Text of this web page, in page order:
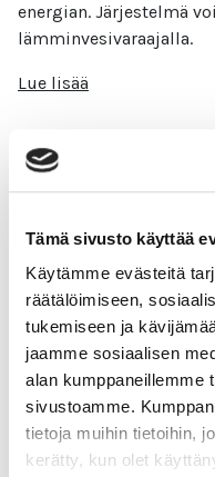
Tämä sivusto käyttää
Käytämme evästeitä
räätälöimiseen,
tukemiseen ja
jaamme sosiaalisen
alan kumppaneillemme
sivustoamme.
tietoja muihin tietoihin,
kerätty, kun olet
energian. Järjestelmä
lämminvesivaraajalla.
Lue lisää
Eniten energiaa kuluu
juuri lämmittämiseen.
kiinteistön
että siinä voidaan
Lue lisää